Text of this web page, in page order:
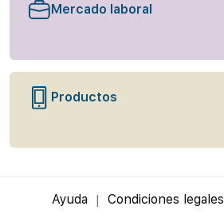
Mercado laboral
Productos
Ayuda Condiciones legales